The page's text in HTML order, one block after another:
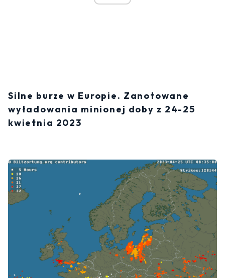
Silne burze w Europie. Zanotowane
wyładowania minionej doby z 24-25
kwietnia 2023